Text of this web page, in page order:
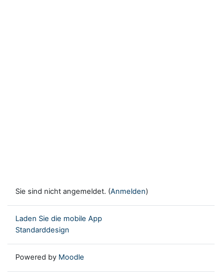
Sie sind nicht angemeldet. (Anmelden)
Laden Sie die mobile App
Standarddesign
Powered by Moodle